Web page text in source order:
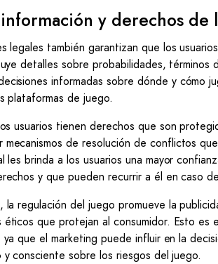
y derechos de
legales también garantizan que los
detalles sobre probabilidades,
informadas sobre dónde y cómo
plataformas de juego.
usuarios tienen derechos que son
de resolución de conflictos
les brinda a los usuarios una mayor
y que pueden recurrir a él en caso
la regulación del juego promueve la
éticos que protejan al consumidor. Esto
que el marketing puede influir en la
y consciente sobre los riesgos del juego.